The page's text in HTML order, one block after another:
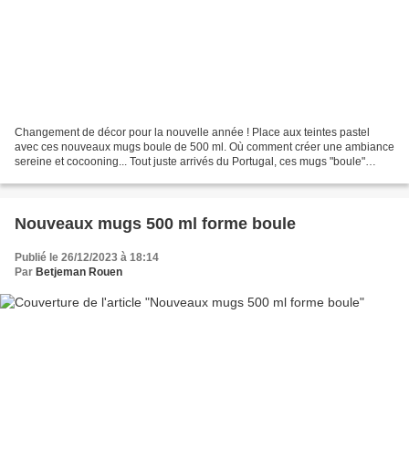
Changement de décor pour la nouvelle année ! Place aux teintes pastel
avec ces nouveaux mugs boule de 500 ml. Où comment créer une ambiance
sereine et cocooning... Tout juste arrivés du Portugal, ces mugs "boule"
Nouveaux mugs 500 ml forme boule
Publié le 26/12/2023 à 18:14
Par Betjeman Rouen